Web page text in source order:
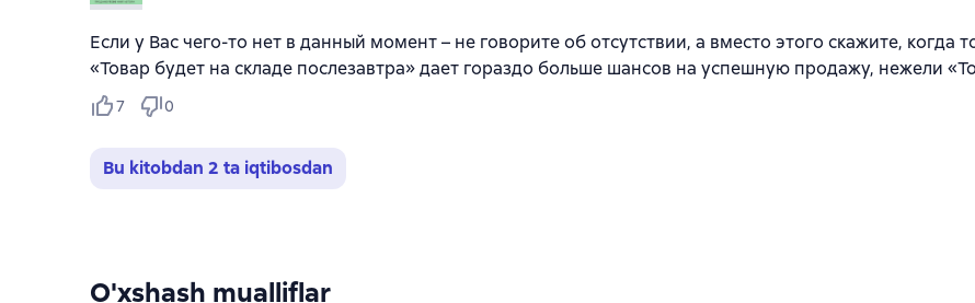
Если у Вас чего-то нет в данный момент – не говорите об отсутствии, а вместо этого скажите, когда
«Товар будет на складе послезавтра» дает гораздо больше шансов на успешную продажу, нежели
7 0
Bu kitobdan 2 ta iqtibosdan
O'xshash mualliflar